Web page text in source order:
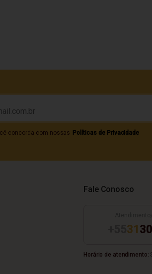
concorda com nossas Políticas de Privacidade
Fale Conosco
31
Horário de atendimento: